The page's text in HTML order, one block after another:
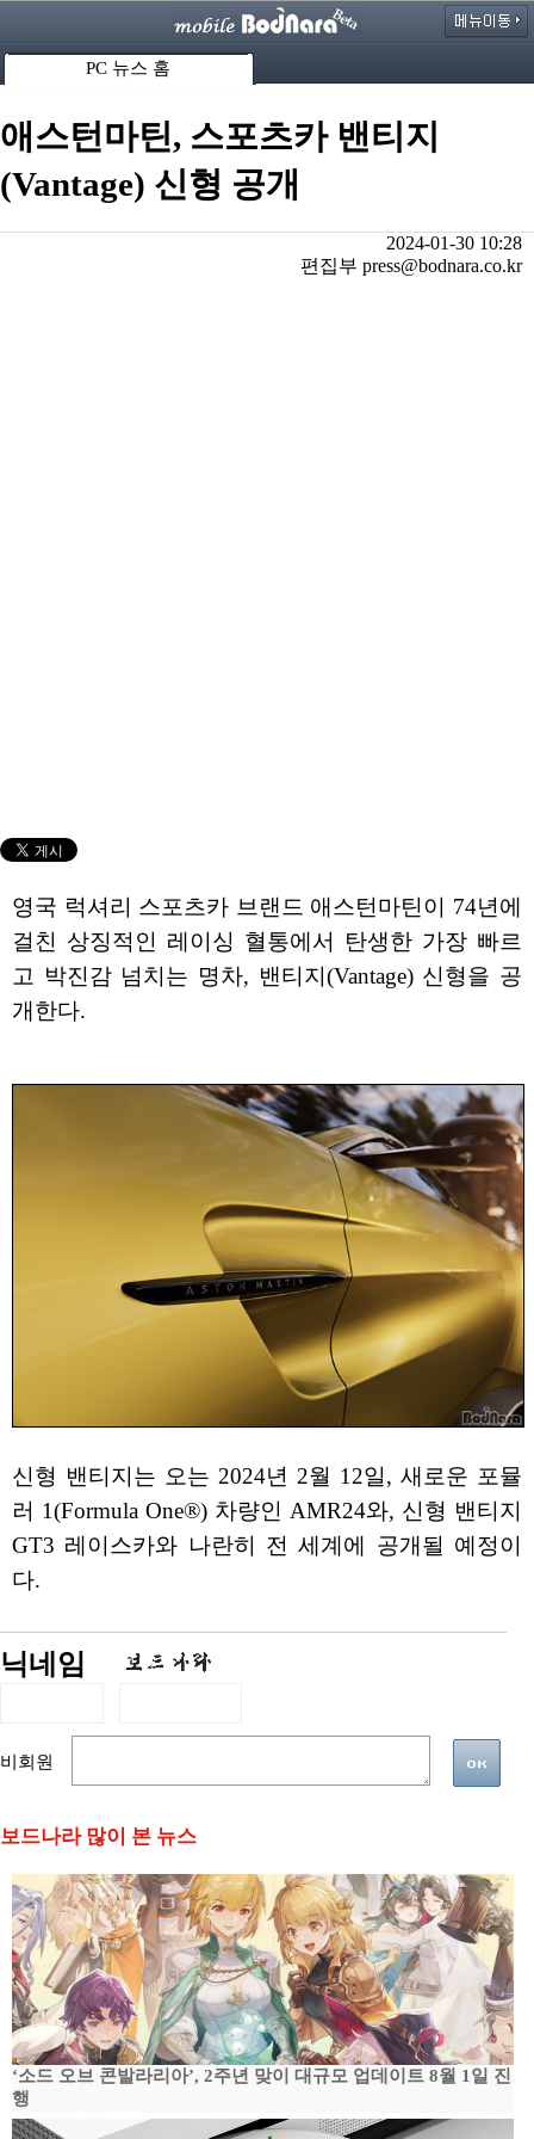
PC 뉴스 홈
애스턴마틴, 스포츠카 밴티지
(Vantage) 신형 공개
2024-01-30 10:28
편집부 press@bodnara.co.kr
영국 럭셔리 스포츠카 브랜드 애스턴마틴이 74년에
걸친 상징적인 레이싱 혈통에서 탄생한 가장 빠르
고 박진감 넘치는 명차, 밴티지(Vantage) 신형을 공
개한다.
신형 밴티지는 오는 2024년 2월 12일, 새로운 포뮬
러 1(Formula One®) 차량인 AMR24와, 신형 밴티지
GT3 레이스카와 나란히 전 세계에 공개될 예정이
다.
닉네임
비회원
보드나라 많이 본 뉴스
‘소드 오브 콘발라리아’, 2주년 맞이 대규모 업데이트 8월 1일 진
행